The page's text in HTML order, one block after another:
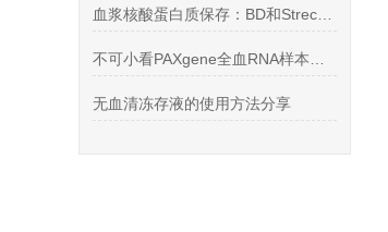
无血清冻存液的使用方法分享